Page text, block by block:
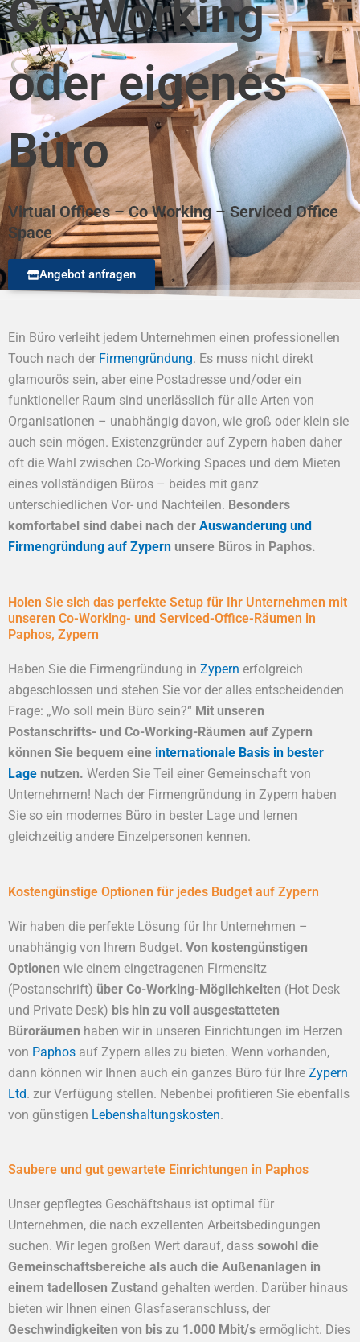
Co-Working
oder eigenes
Büro
Virtual Offices – Co Working – Serviced Office
Space
Angebot anfragen
Ein Büro verleiht jedem Unternehmen einen professionellen
Touch nach der Firmengründung. Es muss nicht direkt
glamourös sein, aber eine Postadresse und/oder ein
funktioneller Raum sind unerlässlich für alle Arten von
Organisationen – unabhängig davon, wie groß oder klein sie
auch sein mögen. Existenzgründer auf Zypern haben daher
oft die Wahl zwischen Co-Working Spaces und dem Mieten
eines vollständigen Büros – beides mit ganz
unterschiedlichen Vor- und Nachteilen. Besonders
komfortabel sind dabei nach der Auswanderung und
Firmengründung auf Zypern unsere Büros in Paphos.
Holen Sie sich das perfekte Setup für Ihr Unternehmen mit
unseren Co-Working- und Serviced-Office-Räumen in
Paphos, Zypern
Haben Sie die Firmengründung in Zypern erfolgreich
abgeschlossen und stehen Sie vor der alles entscheidenden
Frage: „Wo soll mein Büro sein?“ Mit unseren
Postanschrifts- und Co-Working-Räumen auf Zypern
können Sie bequem eine internationale Basis in bester
Lage nutzen. Werden Sie Teil einer Gemeinschaft von
Unternehmern! Nach der Firmengründung in Zypern haben
Sie so ein modernes Büro in bester Lage und lernen
gleichzeitig andere Einzelpersonen kennen.
Kostengünstige Optionen für jedes Budget auf Zypern
Wir haben die perfekte Lösung für Ihr Unternehmen –
unabhängig von Ihrem Budget. Von kostengünstigen
Optionen wie einem eingetragenen Firmensitz
(Postanschrift) über Co-Working-Möglichkeiten (Hot Desk
und Private Desk) bis hin zu voll ausgestatteten
Büroräumen haben wir in unseren Einrichtungen im Herzen
von Paphos auf Zypern alles zu bieten. Wenn vorhanden,
dann können wir Ihnen auch ein ganzes Büro für Ihre Zypern
Ltd. zur Verfügung stellen. Nebenbei profitieren Sie ebenfalls
von günstigen Lebenshaltungskosten.
Saubere und gut gewartete Einrichtungen in Paphos
Unser gepflegtes Geschäftshaus ist optimal für
Unternehmen, die nach exzellenten Arbeitsbedingungen
suchen. Wir legen großen Wert darauf, dass sowohl die
Gemeinschaftsbereiche als auch die Außenanlagen in
einem tadellosen Zustand gehalten werden. Darüber hinaus
bieten wir Ihnen einen Glasfaseranschluss, der
Geschwindigkeiten von bis zu 1.000 Mbit/s ermöglicht. Dies